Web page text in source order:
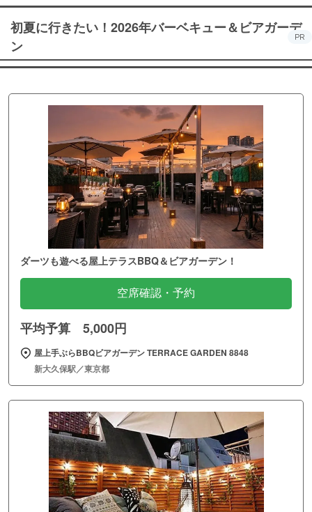
初夏に行きたい！2026年バーベキュー＆ビアガーデ
ン
PR
ダーツも遊べる屋上テラスBBQ＆ビアガーデン！
空席確認・予約
平均予算 5,000円
屋上手ぶらBBQビアガーデン TERRACE GARDEN 8848
新大久保駅／東京都